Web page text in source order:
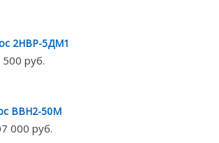
2НВР-5ДМ1
руб.
ВВН2-50М
000 руб.